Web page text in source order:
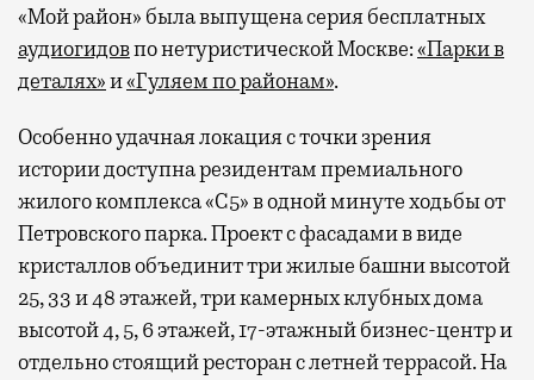
«Мой район» была выпущена серия бесплатных
аудиогидовпо нетуристической Москве:«Парки в
деталях»и«Гуляем по районам».
Особенно удачная локация с точки зрения
истории доступна резидентам премиального
жилого комплекса «С5»в одной минуте ходьбы от
Петровского парка. Проект с фасадами в виде
кристаллов объединит три жилые башни высотой
25, 33 и 48 этажей, три камерных клубных дома
высотой 4, 5, 6 этажей, 17-этажный бизнес-центр и
отдельно стоящий ресторан с летней террасой. На